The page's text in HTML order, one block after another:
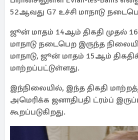
52ஆவது G7 உச்சி மாநாடு
ஜூன் மாதம் 14ஆம் திகதி முதல்
மாநாடு நடைபெற இருந்த
மாநாடு, ஜூன் மாதம் 15ஆம்
மாற்றப்பட்டுள்ளது.
இந்நிலையில், இந்த திகதி
அமெரிக்க ஜனாதிபதி ட்ரம்ப்
கூறப்படுகிறது.